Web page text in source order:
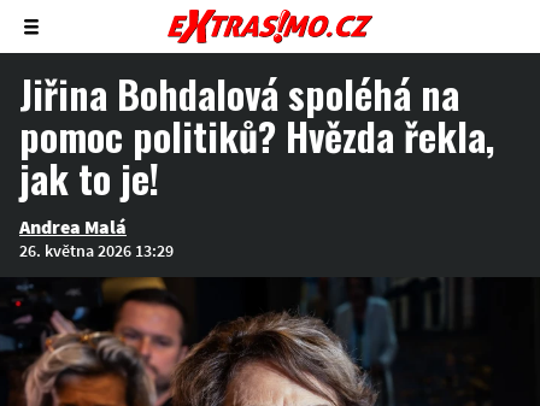
Zobrazit/skrýt
menu
Jiřina Bohdalová spoléhá na
pomoc politiků? Hvězda řekla,
jak to je!
Andrea Malá
26. května 2026 13:29